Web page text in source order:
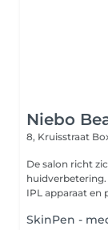
Niebo
8, Kruisstraat
De salon richt
IPL apparaat en
SkinPen -